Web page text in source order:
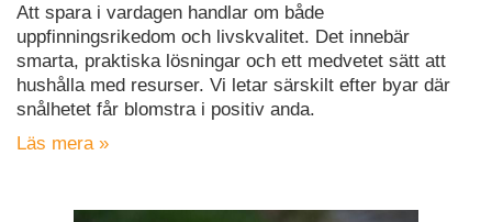
Att spara i vardagen handlar om både
uppfinningsrikedom och livskvalitet. Det innebär
smarta, praktiska lösningar och ett medvetet sätt att
hushålla med resurser. Vi letar särskilt efter byar där
snålhetet får blomstra i positiv anda.
Läs mera »